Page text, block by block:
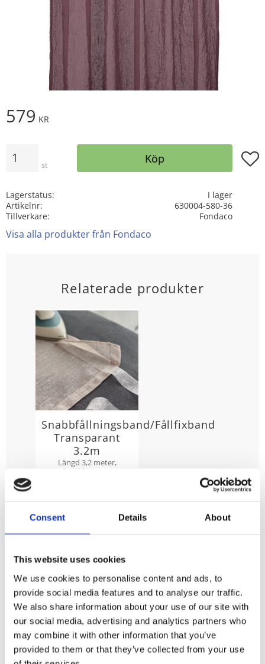
Consent Details About
This website uses cookies
We use cookies to personalise content and ads, to
provide social media features and to analyse our traffic.
We also share information about your use of our site with
our social media, advertising and analytics partners who
may combine it with other information that you’ve
provided to them or that they’ve collected from your use
579 KR
st Köp
Lagerstatus
I lager
Artikelnr
630004-580-36
Tillverkare
Fondaco
Visa alla produkter från Fondaco
Relaterade produkter
Snabbfållningsband/Fållfixband
Transparant
3.2m
Längd 3,2 meter,
bredd 25mm.
KÖP
Caroline finns i två storlekar, 2x130x280 cm och
2x130x240 cm.
En tunn och skir gardin med snyggt fall och härliga
skrynklor.